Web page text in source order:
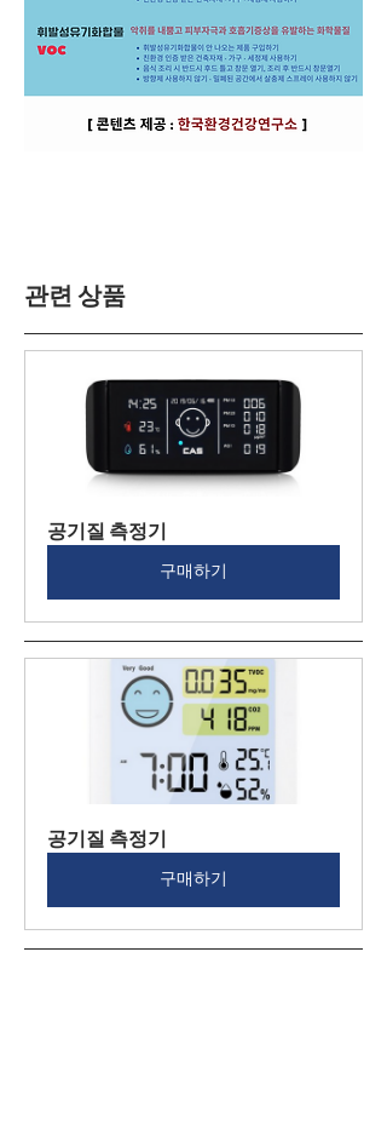
관련 상품
공기질 측정기
구매하기
공기질 측정기
구매하기